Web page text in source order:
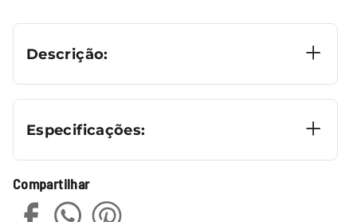
Descrição:
Especificações:
Compartilhar